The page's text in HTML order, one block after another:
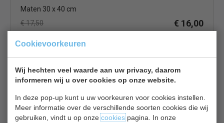
Cookievoorkeuren
Wij hechten veel waarde aan uw privacy, daarom
informeren wij u over cookies op onze website.
In deze pop-up kunt u uw voorkeuren voor cookies instellen.
Meer informatie over de verschillende soorten cookies die wij
gebruiken, vindt u op onzecookiespagina. In onze
Maten 30 x 40 cm
€ 17,50
€ 16,00
Menumap/Houder bekijken
Securit P 485